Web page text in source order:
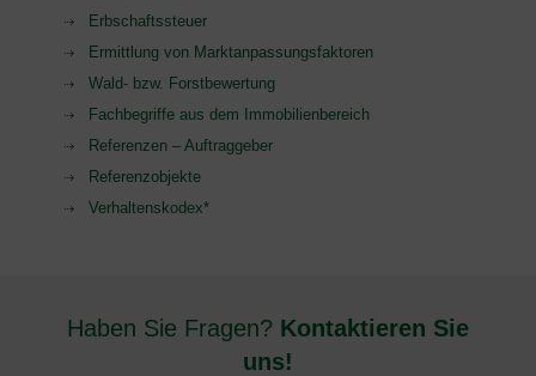
Erbschaftssteuer
Ermittlung von Marktanpassungsfaktoren
Wald- bzw. Forstbewertung
Fachbegriffe aus dem Immobilienbereich
Referenzen – Auftraggeber
Referenzobjekte
Verhaltenskodex*
Haben Sie Fragen? Kontaktieren Sie
uns!